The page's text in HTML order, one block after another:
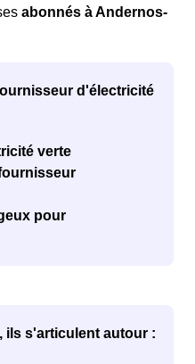
abonnés à Andernos-
d'électricité
verte
pour
, ils s'articulent autour :